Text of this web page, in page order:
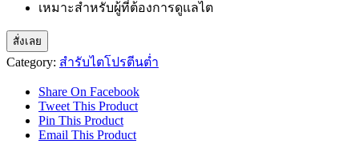
เหมาะสำหรับผู้ที่ต้องการดูแลไต
สั่งเลย
Category: สำรับไตโปรตีนต่ำ
Share On Facebook
Tweet This Product
Pin This Product
Email This Product